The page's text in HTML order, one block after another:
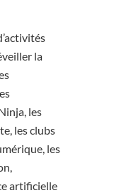
la
les
les clubs
les
artificielle